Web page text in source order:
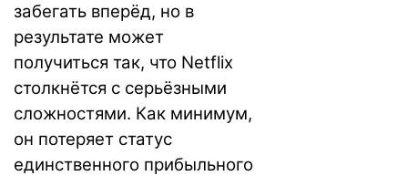
забегать вперёд, но в
результате может
получиться так, что Netflix
столкнётся с серьёзными
сложностями. Как минимум,
он потеряет статус
единственного прибыльного